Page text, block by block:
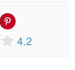
4.2